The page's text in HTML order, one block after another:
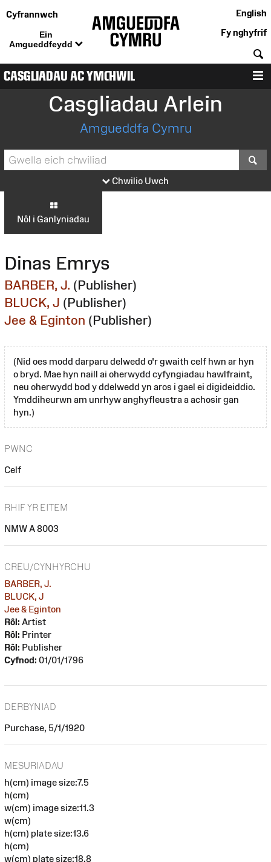
Cyfrannwch
Ein
Amgueddfeydd
English
Fy nghyfrif
CASGLIADAU AC YMCHWIL
Casgliadau Arlein
Amgueddfa Cymru
Chwilio Uwch
Nôl i Ganlyniadau
Dinas Emrys
BARBER, J. (Publisher)
BLUCK, J (Publisher)
Jee & Eginton (Publisher)
(Nid oes modd darparu delwedd o'r gwaith celf hwn ar hyn
o bryd. Mae hyn naill ai oherwydd cyfyngiadau hawlfraint,
neu oherwydd bod y ddelwedd yn aros i gael ei digideiddio.
Ymddiheurwn am unrhyw anghyfleustra a achosir gan
hyn.)
PWNC
Celf
RHIF YR EITEM
NMW A 8003
CREU/CYNHYRCHU
BARBER, J.
BLUCK, J
Jee & Eginton
Rôl: Artist
Rôl: Printer
Rôl: Publisher
Cyfnod: 01/01/1796
DERBYNIAD
Purchase, 5/1/1920
MESURIADAU
h(cm) image size:7.5
h(cm)
w(cm) image size:11.3
w(cm)
h(cm) plate size:13.6
h(cm)
w(cm) plate size:18.8